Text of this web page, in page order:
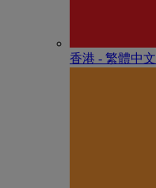
香港 - 繁體中文